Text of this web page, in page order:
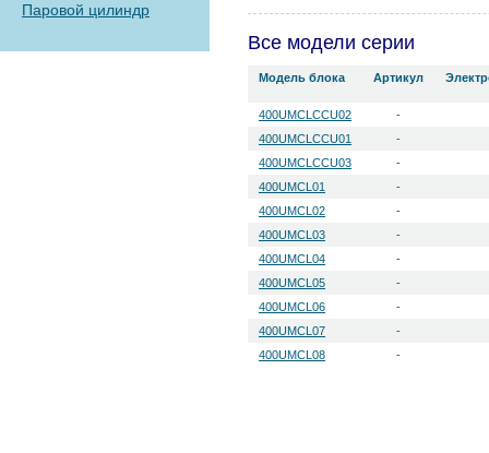
Паровой цилиндр
Все модели серии
Модель блока Артикул
400UMCLCCU02
-
400UMCLCCU01
-
400UMCLCCU03
-
400UMCL01
-
400UMCL02
-
400UMCL03
-
400UMCL04
-
400UMCL05
-
400UMCL06
-
400UMCL07
-
400UMCL08
-